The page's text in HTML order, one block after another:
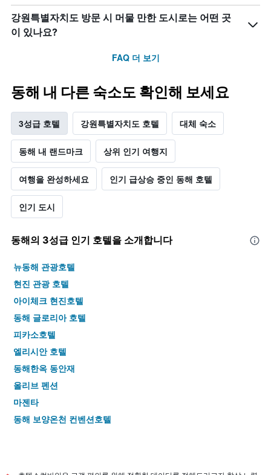
강원특별자치도 방문 시 머물 만한 도시로는 어떤 곳
이 있나요?
FAQ 더 보기
동해 내 다른 숙소도 확인해 보세요
3성급 호텔 강원특별자치도 호텔 대체 숙소
동해 내 랜드마크 상위 인기 여행지
여행을 완성하세요 인기 급상승 중인 동해 호텔
인기 도시
동해​의 3​성급 인기 호텔을 소개합니다
뉴동해 관광호텔
현진 관광 호텔
아이체크 현진호텔
동해 글로리아 호텔
피카소호텔
엘리시안 호텔
동해한옥 동안재
올리브 펜션
마젠타
동해 보양온천 컨벤션호텔